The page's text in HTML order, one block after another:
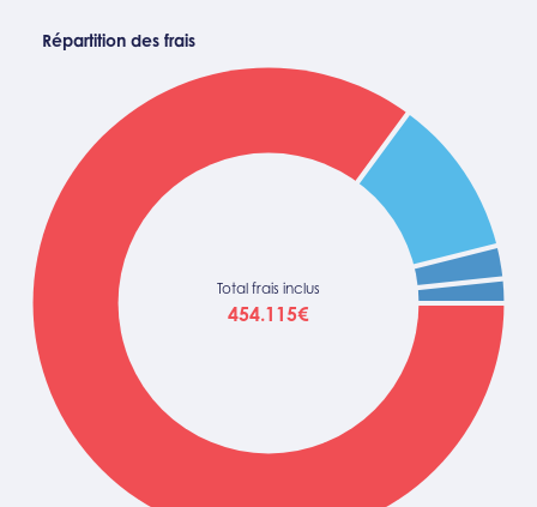
Répartition des frais
Total frais inclus
454.115€